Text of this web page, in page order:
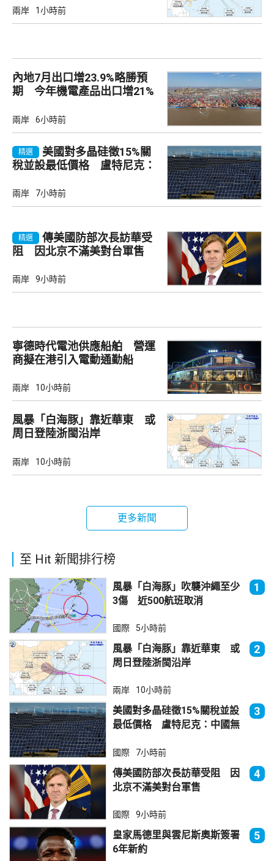
兩岸 1小時前
內地7月出口增23.9%略勝預
期 今年機電產品出口增21%
兩岸 6小時前
精選
美國對多晶硅徵15%關
稅並設最低價格 盧特尼克：
兩岸 7小時前
精選
傳美國防部次長訪華受
阻 因北京不滿美對台軍售
兩岸 9小時前
寧德時代電池供應船舶 營運
商擬在港引入電動通勤船
兩岸 10小時前
風暴「白海豚」靠近華東 或
周日登陸浙閩沿岸
兩岸 10小時前
更多新聞
至 Hit 新聞排行榜
風暴「白海豚」吹襲沖繩至少
3傷 近500航班取消
1
國際 5小時前
風暴「白海豚」靠近華東 或
周日登陸浙閩沿岸
2
兩岸 10小時前
美國對多晶硅徵15%關稅並設
最低價格 盧特尼克：中國無
3
國際 7小時前
傳美國防部次長訪華受阻 因
北京不滿美對台軍售
4
國際 9小時前
皇家馬德里與雲尼斯奧斯簽署
6年新約
5